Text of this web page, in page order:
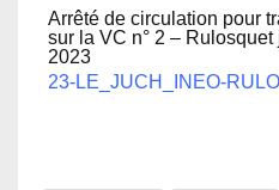
Arrêté de circulation pour
sur la VC n° 2 –
2023
23-LE_JUCH_INEO-